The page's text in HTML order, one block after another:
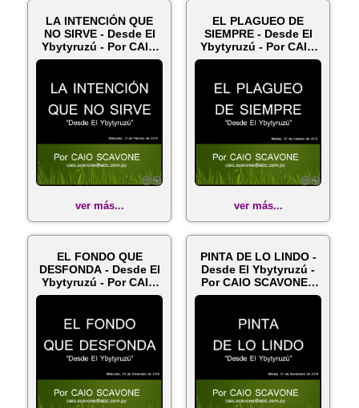
LA INTENCIÓN QUE
NO SIRVE - Desde El
Ybytyruzú - Por CAIO
SCAVONE...
ver más...
EL PLAGUEO DE
SIEMPRE - Desde El
Ybytyruzú - Por CAIO
SCAVONE - M...
ver más...
EL FONDO QUE
DESFONDA - Desde El
Ybytyruzú - Por CAIO
SCAVONE - M...
PINTA DE LO LINDO -
Desde El Ybytyruzú -
Por CAIO SCAVONE -
Marte...